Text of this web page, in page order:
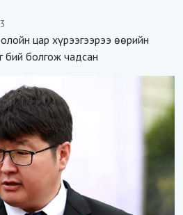
цар хүрээгээрээ өөрийн
бий болгож чадсан